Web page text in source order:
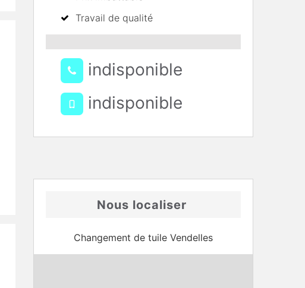
Travail de qualité
indisponible
indisponible
Nous localiser
Changement de tuile Vendelles